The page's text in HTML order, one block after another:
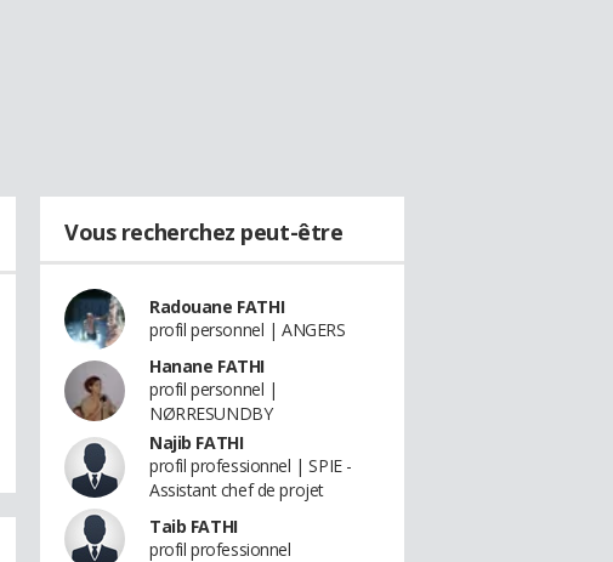
Vous recherchez peut-être
Radouane FATHI
profil personnel | ANGERS
Hanane FATHI
profil personnel |
NØRRESUNDBY
Najib FATHI
profil professionnel | SPIE -
Assistant chef de projet
Taib FATHI
profil professionnel